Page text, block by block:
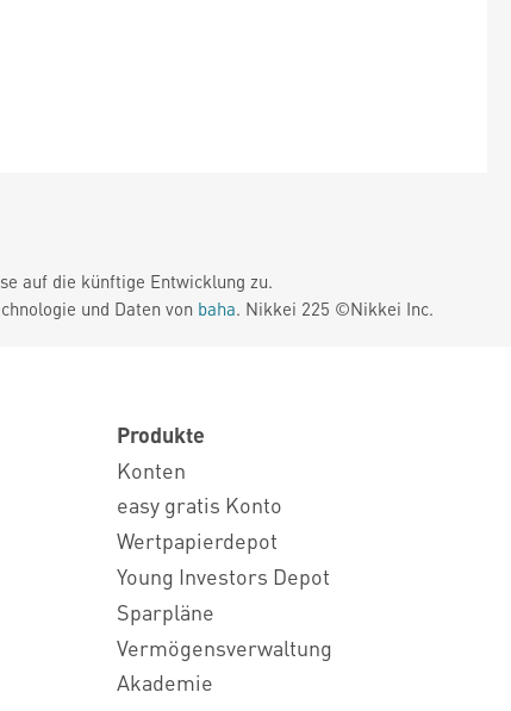
auf die künftige Entwicklung zu.
und Daten von baha. Nikkei 225 ©Nikkei Inc.
Produkte
Konten
easy gratis Konto
Wertpapierdepot
Young Investors Depot
Sparpläne
Vermögensverwaltung
Akademie